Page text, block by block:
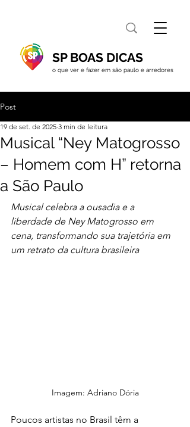
SP BOAS DICAS
o que ver e fazer em são paulo e arredores
Post
Musical “Ney Matogrosso
– Homem com H” retorna
a São Paulo
19 de set. de 2025 3 min de leitura
Musical celebra a ousadia e a
liberdade de Ney Matogrosso em
cena, transformando sua trajetória em
um retrato da cultura brasileira
Imagem: Adriano Dória
Poucos artistas no Brasil têm a